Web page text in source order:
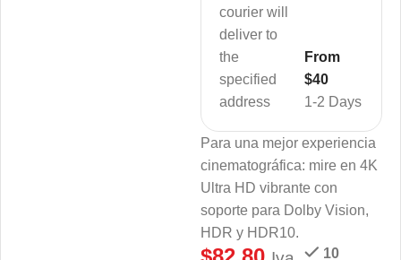
courier will
deliver to
the
specified
address
1-2 Days
From
$40
Para una mejor experiencia
cinematográfica: mire en 4K
Ultra HD vibrante con
soporte para Dolby Vision,
HDR y HDR10.
10